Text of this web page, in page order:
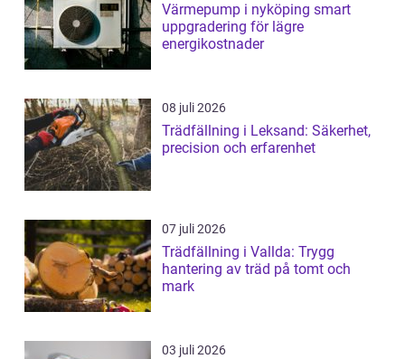
Värmepump i nyköping smart
uppgradering för lägre
energikostnader
08 juli 2026
Trädfällning i Leksand: Säkerhet,
precision och erfarenhet
07 juli 2026
Trädfällning i Vallda: Trygg
hantering av träd på tomt och
mark
03 juli 2026